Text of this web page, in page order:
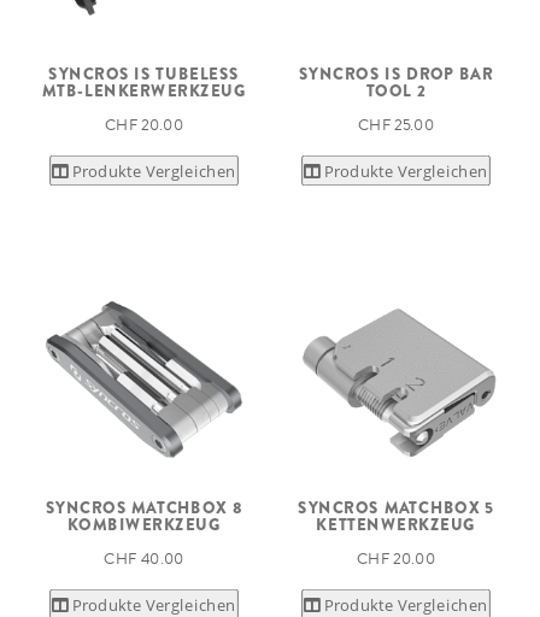
SYNCROS IS TUBELESS
MTB-LENKERWERKZEUG
CHF 20.00
Produkte Vergleichen
SYNCROS IS DROP BAR
TOOL 2
CHF 25.00
Produkte Vergleichen
SYNCROS MATCHBOX 8
KOMBIWERKZEUG
CHF 40.00
Produkte Vergleichen
SYNCROS MATCHBOX 5
KETTENWERKZEUG
CHF 20.00
Produkte Vergleichen